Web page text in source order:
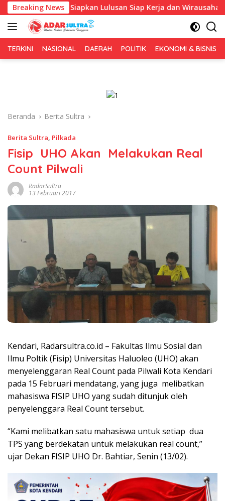
Langsung
ke
konten
Breaking News
Fokus Siapkan Lulusan Siap Kerja dan Wirausaha
TERKINI NASIONAL DAERAH POLITIK EKONOMI & BISNIS
Beranda Berita Sultra
Berita Sultra, Pilkada
Fisip UHO Akan Melakukan Real
Count Pilwali
RadarSultra
13 Februari 2017
Kendari, Radarsultra.co.id – Fakultas Ilmu Sosial dan
Ilmu Poltik (Fisip) Universitas Haluoleo (UHO) akan
menyelenggaran Real Count pada Pilwali Kota Kendari
pada 15 Februari mendatang, yang juga melibatkan
mahasiswa FISIP UHO yang sudah ditunjuk oleh
penyelenggara Real Count tersebut.
“Kami melibatkan satu mahasiswa untuk setiap dua
TPS yang berdekatan untuk melakukan real count,”
ujar Dekan FISIP UHO Dr. Bahtiar, Senin (13/02).